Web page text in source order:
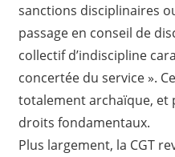
sanctions disciplinaires
passage en conseil de
collectif d’indiscipline
concertée du service ».
totalement archaïque, et
droits fondamentaux.
Plus largement, la CGT